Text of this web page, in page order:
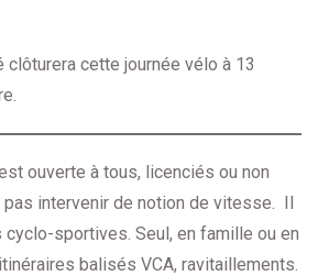
clôturera cette journée vélo à 13
ouverte à tous, licenciés ou non
intervenir de notion de vitesse. Il
cyclo-sportives. Seul, en famille ou en
balisés VCA, ravitaillements.